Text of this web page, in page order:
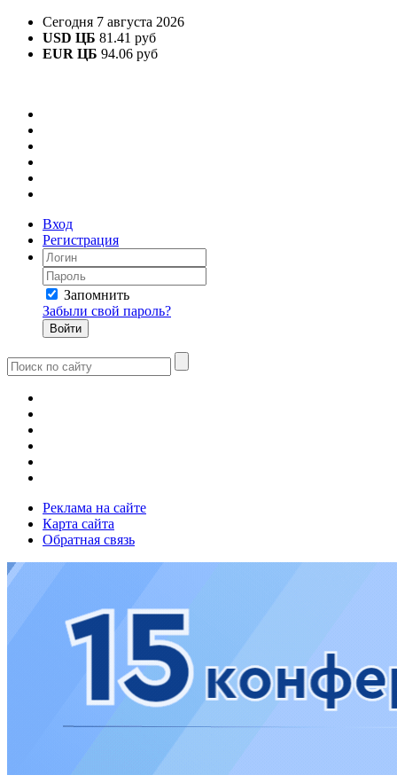
Сегодня 7 августа 2026
USD ЦБ 81.41 руб
EUR ЦБ 94.06 руб
Вход
Регистрация
Запомнить
Забыли свой пароль?
Реклама на сайте
Карта сайта
Обратная связь